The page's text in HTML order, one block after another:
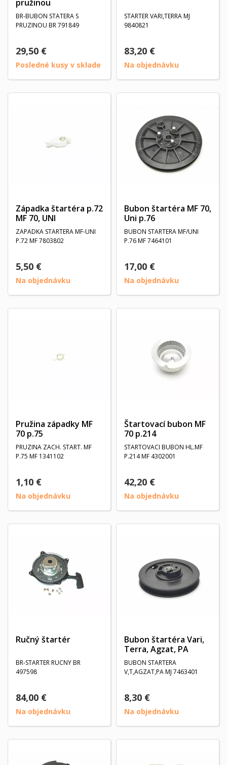
pružinou
BR-BUBON STATERA S
PRUZINOU BR 791849
29,50 €
Posledné kusy v sklade
STARTER VARI,TERRA MJ
9840821
83,20 €
Na objednávku
Západka štartéra p.72
MF 70, UNI
ZAPADKA STARTERA MF-UNI
P.72 MF 7803802
5,50 €
Na objednávku
Bubon štartéra MF 70,
Uni p.76
BUBON STARTERA MF/UNI
P.76 MF 7464101
17,00 €
Na objednávku
Pružina západky MF
70 p.75
PRUZINA ZACH. START. MF
P.75 MF 1341102
1,10 €
Na objednávku
Štartovací bubon MF
70 p.214
STARTOVACI BUBON HL.MF
P.214 MF 4302001
42,20 €
Na objednávku
Ručný štartér
BR-STARTER RUCNY BR
497598
84,00 €
Na objednávku
Bubon štartéra Vari,
Terra, Agzat, PA
BUBON STARTERA
V,T,AGZAT,PA MJ 7463401
8,30 €
Na objednávku